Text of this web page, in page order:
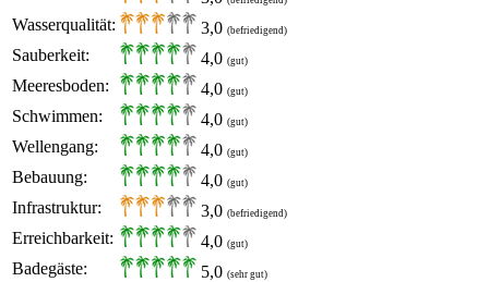
Wasserqualität: 3,0 (befriedigend)
Sauberkeit: 4,0 (gut)
Meeresboden: 4,0 (gut)
Schwimmen: 4,0 (gut)
Wellengang: 4,0 (gut)
Bebauung: 4,0 (gut)
Infrastruktur: 3,0 (befriedigend)
Erreichbarkeit: 4,0 (gut)
Badegäste: 5,0 (sehr gut)